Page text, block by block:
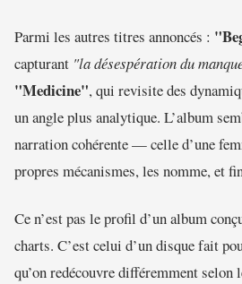
Parmi les autres titres annoncés :
capturant "la désespération du
"Medicine", qui revisite des
un angle plus analytique. L’album
narration cohérente — celle d’une
propres mécanismes, les nomme, et
Ce n’est pas le profil d’un album
charts. C’est celui d’un disque fait
qu’on redécouvre différemment selon